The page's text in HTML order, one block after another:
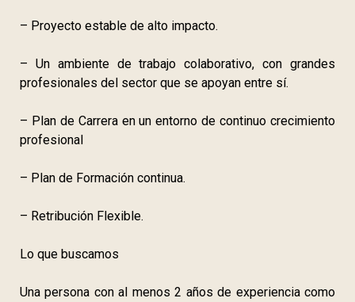
– Proyecto estable de alto impacto.
– Un ambiente de trabajo colaborativo, con grandes
profesionales del sector que se apoyan entre sí.
– Plan de Carrera en un entorno de continuo crecimiento
profesional
– Plan de Formación continua.
– Retribución Flexible.
Lo que buscamos
Una persona con al menos 2 años de experiencia como